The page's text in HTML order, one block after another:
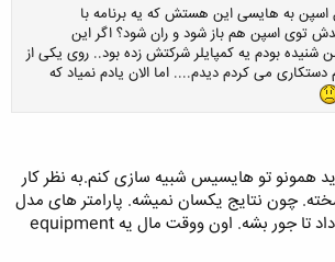
اسپن به هایسی این هستش که یه برنامه با
توی اسپن هم باز شود و ران شود؟ اگر این
بودم یه کمپایلر شرکتش زده بود.. روی یکی از
دستکاری می کردم دیدم.... اما الان یادم نمیاد که
همونو تو هایسیس شبیه سازی کنم.به نظر کار
چون نتایج یکسان نمیشه. پارامتر های مدل
رو باید یکی یکی تغییر داد تا جور بشه. اون ووقت مال یه equipment